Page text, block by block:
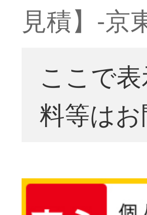
見積】-京
ここで
料等は